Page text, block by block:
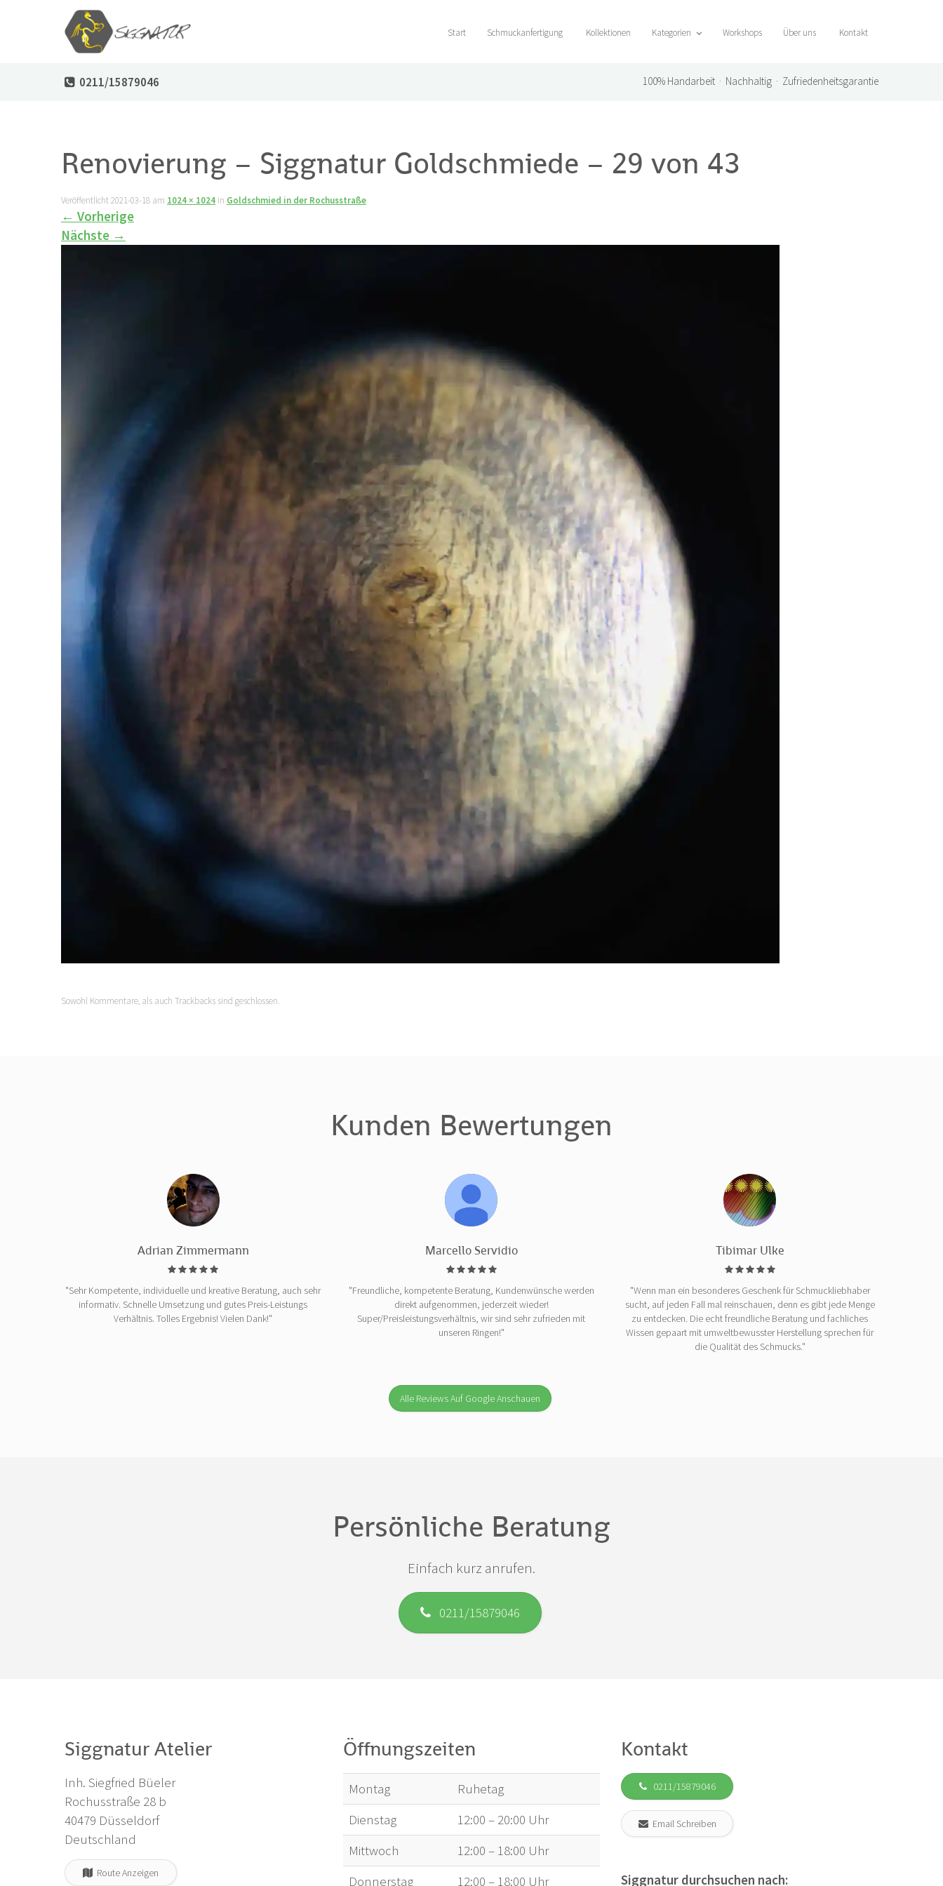
Start Schmuckanfertigung Kollektionen Kategorien Workshops Über uns Kontakt
0211/15879046 100% Handarbeit · Nachhaltig · Zufriedenheitsgarantie
Renovierung – Siggnatur Goldschmiede – 29 von 43
Veröffentlicht2021-03-18 am 1024 × 1024 in Goldschmied in der Rochusstraße
← Vorherige
Nächste →
Sowohl Kommentare, als auch Trackbacks sind geschlossen.
Kunden Bewertungen
Adrian Zimmermann
"Sehr Kompetente, individuelle und kreative Beratung, auch sehr
informativ. Schnelle Umsetzung und gutes Preis-Leistungs
Verhältnis. Tolles Ergebnis! Vielen Dank!"
Marcello Servidio
"Freundliche, kompetente Beratung, Kundenwünsche werden
direkt aufgenommen, jederzeit wieder!
Super/Preisleistungsverhältnis, wir sind sehr zufrieden mit
unseren Ringen!"
Tibimar Ulke
"Wenn man ein besonderes Geschenk für Schmuckliebhaber
sucht, auf jeden Fall mal reinschauen, denn es gibt jede Menge
zu entdecken. Die echt freundliche Beratung und fachliches
Wissen gepaart mit umweltbewusster Herstellung sprechen für
die Qualität des Schmucks."
Alle Reviews Auf Google Anschauen
Persönliche Beratung
Einfach kurz anrufen.
0211/15879046
Siggnatur Atelier
Inh. Siegfried Büeler
Rochusstraße 28 b
40479 Düsseldorf
Deutschland
Route Anzeigen
Öffnungszeiten
Montag
Ruhetag
Dienstag
12:00 – 20:00 Uhr
Mittwoch
12:00 – 18:00 Uhr
Donnerstag
12:00 – 18:00 Uhr
Kontakt
0211/15879046
Email Schreiben
Siggnatur durchsuchen nach: